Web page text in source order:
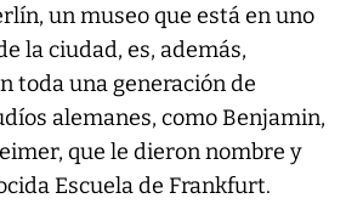
un museo que está en uno
la ciudad, es, además,
toda una generación de
alemanes, como Benjamin,
que le dieron nombre y
Escuela de Frankfurt.